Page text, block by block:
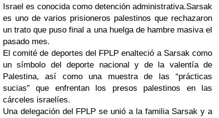
Israel es conocida como detención administrativa.Sarsak
es uno de varios prisioneros palestinos que rechazaron
un trato que puso final a una huelga de hambre masiva el
pasado mes.
El comité de deportes del FPLP enalteció a Sarsak como
un símbolo del deporte nacional y de la valentía de
Palestina, así como una muestra de las “prácticas
sucias” que enfrentan los presos palestinos en las
cárceles israelíes.
Una delegación del FPLP se unió a la familia Sarsak y a